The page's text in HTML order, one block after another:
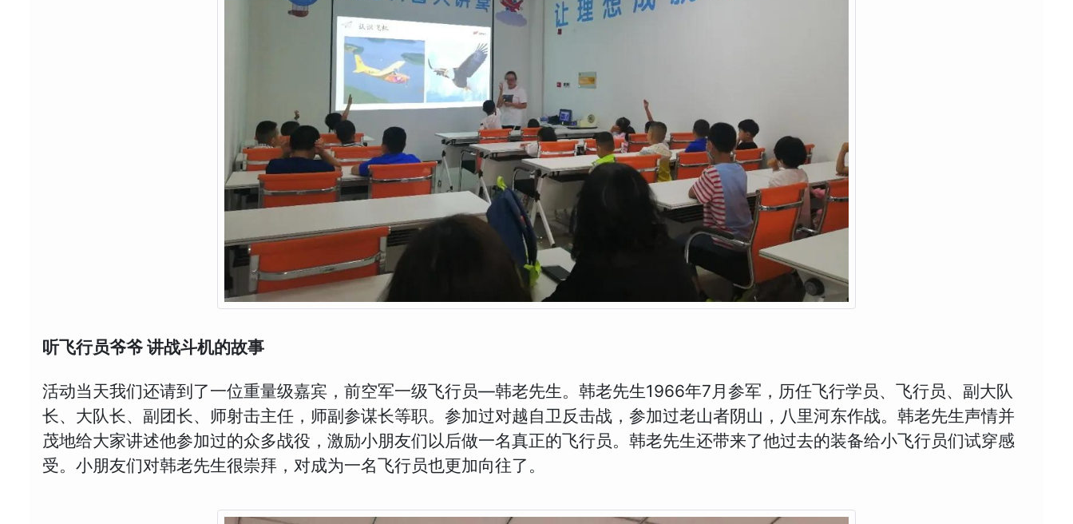
听飞行员爷爷 讲战斗机的故事
活动当天我们还请到了一位重量级嘉宾，前空军一级飞行员—韩老先生。韩老先生1966年7月参军，历任飞行学员、飞行员、副大队
长、大队长、副团长、师射击主任，师副参谋长等职。参加过对越自卫反击战，参加过老山者阴山，八里河东作战。韩老先生声情并
茂地给大家讲述他参加过的众多战役，激励小朋友们以后做一名真正的飞行员。韩老先生还带来了他过去的装备给小飞行员们试穿感
受。小朋友们对韩老先生很崇拜，对成为一名飞行员也更加向往了。